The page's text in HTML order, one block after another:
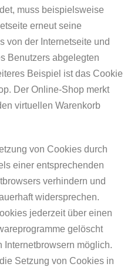
muss beispielsweise
erneut seine
von der Internetseite und
Benutzers abgelegten
Beispiel ist das Cookie
Der Online-Shop merkt
virtuellen Warenkorb
von Cookies durch
einer entsprechenden
verhindern und
widersprechen.
jederzeit über einen
gelöscht
möglich.
Setzung von Cookies in